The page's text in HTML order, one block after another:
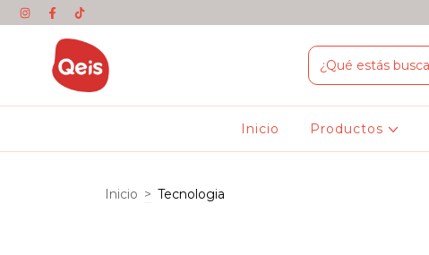
Inicio Productos
Inicio > Tecnologia